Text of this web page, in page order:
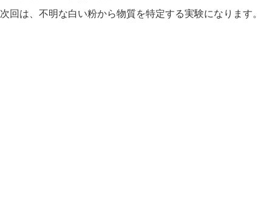
次回は、不明な白い粉から物質を特定する実験になります。